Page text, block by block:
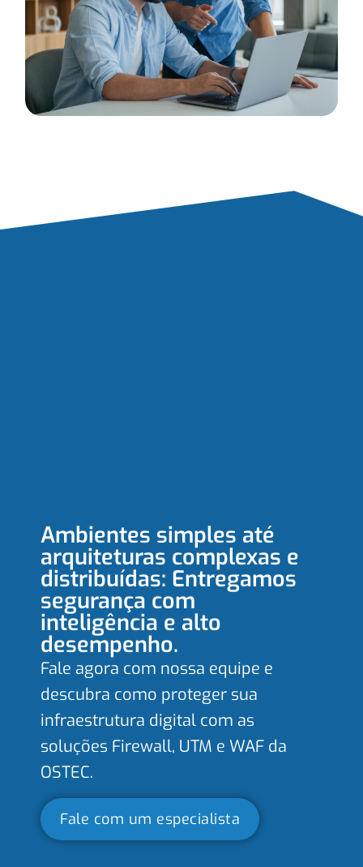
Ambientes simples até
arquiteturas complexas e
distribuídas: Entregamos
segurança com
inteligência e alto
desempenho.
Fale agora com nossa equipe e
descubra como proteger sua
infraestrutura digital com as
soluções Firewall, UTM e WAF da
OSTEC.
Fale com um especialista